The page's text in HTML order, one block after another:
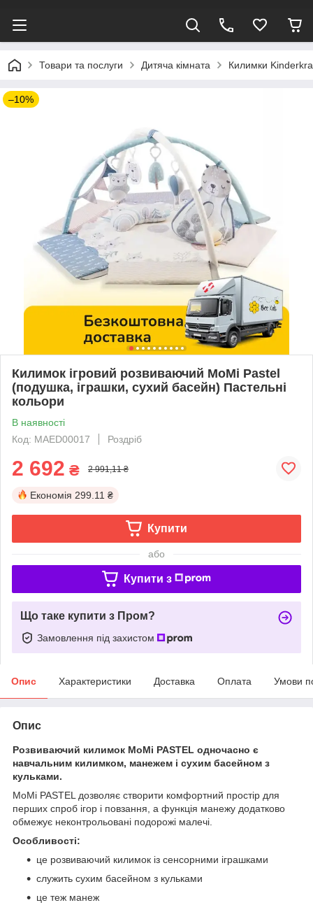
Товари та послуги Дитяча кімната Килимки
–10%
Килимок ігровий розвиваючий MoMi Pastel
(подушка, іграшки, сухий басейн) Пастельні
кольори
В наявності
Код: MAED00017
Роздріб
2 692 ₴ 2 991,11 ₴
Економія 299.11 ₴
Купити
або
Купити з
Що таке купити з Пром?
Замовлення під захистом
Опис Характеристики Доставка Оплата Умови
Опис
Розвиваючий килимок MoMi PASTEL одночасно є
навчальним килимком, манежем і сухим басейном з
кульками.
MoMi PASTEL дозволяє створити комфортний простір для
перших спроб ігор і повзання, а функція манежу додатково
обмежує неконтрольовані подорожі малечі.
Особливості:
це розвиваючий килимок із сенсорними іграшками
служить сухим басейном з кульками
це теж манеж